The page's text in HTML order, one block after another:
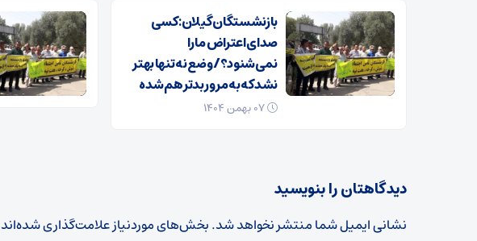
بازنشستگان گیلان: کسی
صدای اعتراض ما را
نمی‌شنود؟/ وضع نه تنها بهتر
نشد که به مرور بدتر هم شده
دیدگاهتان را بنویسید
نشانی ایمیل شما منتشر نخواهد شد.بخش‌های موردنیاز علامت‌گذاری شده‌اند